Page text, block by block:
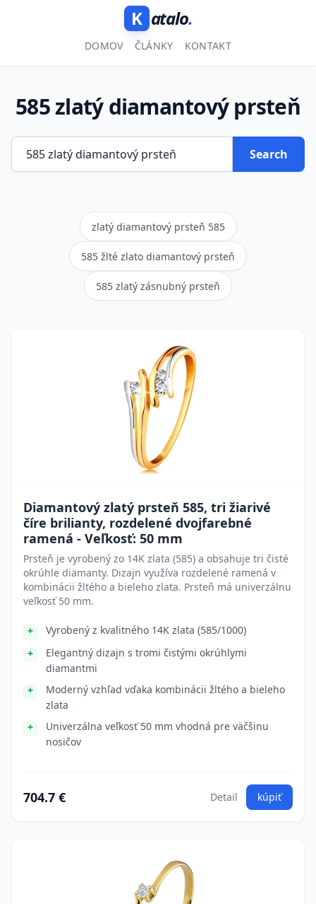
K atalo.
DOMOV ČLÁNKY KONTAKT
585 zlatý diamantový prsteň
Search
zlatý diamantový prsteň 585
585 žlté zlato diamantový prsteň
585 zlatý zásnubný prsteň
Diamantový zlatý prsteň 585, tri žiarivé
číre brilianty, rozdelené dvojfarebné
ramená - Veľkosť: 50 mm
Prsteň je vyrobený zo 14K zlata (585) a obsahuje tri čisté
okrúhle diamanty. Dizajn využíva rozdelené ramená v
kombinácii žltého a bieleho zlata. Prsteň má univerzálnu
veľkosť 50 mm.
Vyrobený z kvalitného 14K zlata (585/1000)
Elegantný dizajn s tromi čistými okrúhlymi
diamantmi
Moderný vzhľad vďaka kombinácii žltého a bieleho
zlata
Univerzálna veľkosť 50 mm vhodná pre väčšinu
nosičov
704.7 € Detail kúpiť